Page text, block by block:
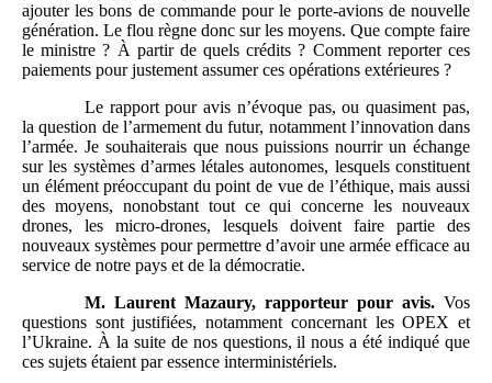
ajouter les bons de commande pour le porte-avions de nouvelle
génération. Le flou règne donc sur les moyens. Que compte faire
le ministre ? À partir de quels crédits ? Comment reporter ces
paiements pour justement assumer ces opérations extérieures ?
Le rapport pour avis n’évoque pas, ou quasiment pas,
la question de l’armement du futur, notamment l’innovation dans
l’armée. Je souhaiterais que nous puissions nourrir un échange
sur les systèmes d’armes létales autonomes, lesquels constituent
un élément préoccupant du point de vue de l’éthique, mais aussi
des moyens, nonobstant tout ce qui concerne les nouveaux
drones, les micro-drones, lesquels doivent faire partie des
nouveaux systèmes pour permettre d’avoir une armée efficace au
service de notre pays et de la démocratie.
M. Laurent Mazaury, rapporteur pour avis.Vos
questions sont justifiées, notamment concernant les OPEX et
l’Ukraine. À la suite de nos questions, il nous a été indiqué que
ces sujets étaient par essence interministériels.